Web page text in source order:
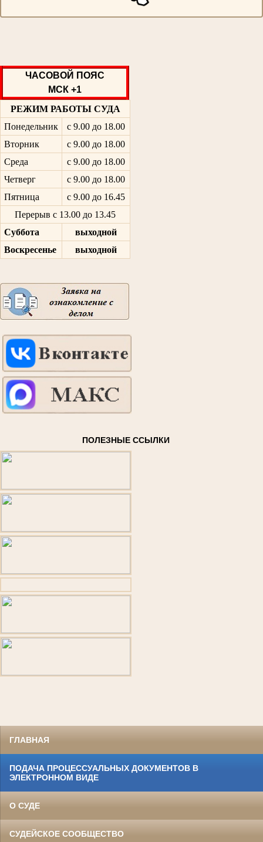
ЧАСОВОЙ ПОЯС
МСК +1
РЕЖИМ РАБОТЫ СУДА
Понедельник
с 9.00 до 18.00
Вторник
с 9.00 до 18.00
Среда
с 9.00 до 18.00
Четверг
с 9.00 до 18.00
Пятница
с 9.00 до 16.45
Перерыв с 13.00 до 13.45
Суббота
выходной
Воскресенье
выходной
ПОЛЕЗНЫЕ ССЫЛКИ
ГЛАВНАЯ
ПОДАЧА ПРОЦЕССУАЛЬНЫХ ДОКУМЕНТОВ В
ЭЛЕКТРОННОМ ВИДЕ
О СУДЕ
СУДЕЙСКОЕ СООБЩЕСТВО